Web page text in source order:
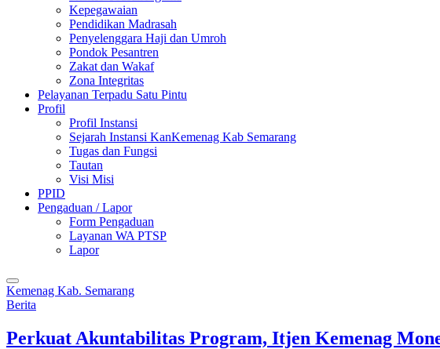
Kepegawaian
Pendidikan Madrasah
Penyelenggara Haji dan Umroh
Pondok Pesantren
Zakat dan Wakaf
Zona Integritas
Pelayanan Terpadu Satu Pintu
Profil
Profil Instansi
Sejarah Instansi KanKemenag Kab Semarang
Tugas dan Fungsi
Tautan
Visi Misi
PPID
Pengaduan / Lapor
Form Pengaduan
Layanan WA PTSP
Lapor
Kemenag Kab. Semarang
Berita
Perkuat Akuntabilitas Program, Itjen Kemenag